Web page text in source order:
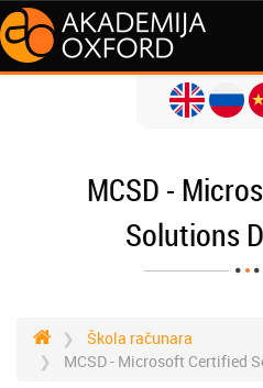
MCSD -
Solutions
Škola računara
MCSD - Microsoft Certified